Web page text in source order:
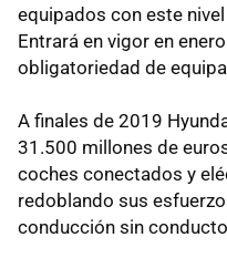
equipados con este
Entrará en vigor en
obligatoriedad de
A finales de 2019
31.500 millones de
coches conectados y
redoblando sus
conducción sin